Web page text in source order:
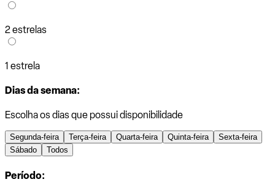
2 estrelas
1 estrela
Dias da semana:
Escolha os dias que possui disponibilidade
Segunda-feira Terça-feira Quarta-feira Quinta-feira
Sexta-feira
Sábado
Todos
Período: